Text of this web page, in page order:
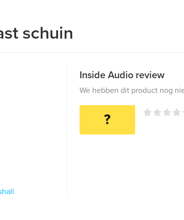
schuin
Inside Audio review
We hebben dit product nog
?